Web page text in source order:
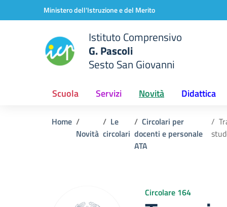
Vai ai contenuti
Vai al menu di navigazioneMinistero dell'Istruzione e del Merito
Istituto Comprensivo
G. Pascoli
Sesto San Giovanni
Scuola Servizi Novità Didattica
Home
Novità
Le
circolari
Circolari per
docenti e personale
ATA
Circolare 164